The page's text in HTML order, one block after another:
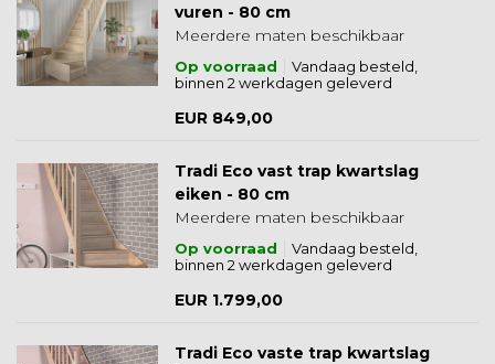
vuren - 80 cm
Meerdere maten beschikbaar
Op voorraad
Vandaag besteld,
binnen 2 werkdagen geleverd
EUR 849,00
Tradi Eco vast trap kwartslag
eiken - 80 cm
Meerdere maten beschikbaar
Op voorraad
Vandaag besteld,
binnen 2 werkdagen geleverd
EUR 1.799,00
Tradi Eco vaste trap kwartslag